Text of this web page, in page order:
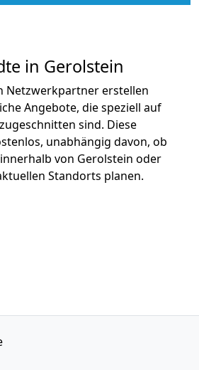
in Gerolstein
Netzwerkpartner erstellen
Angebote, die speziell auf
sind. Diese
unabhängig davon, ob
von Gerolstein oder
Standorts planen.